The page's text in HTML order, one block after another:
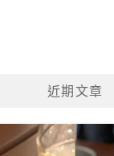
近期文章